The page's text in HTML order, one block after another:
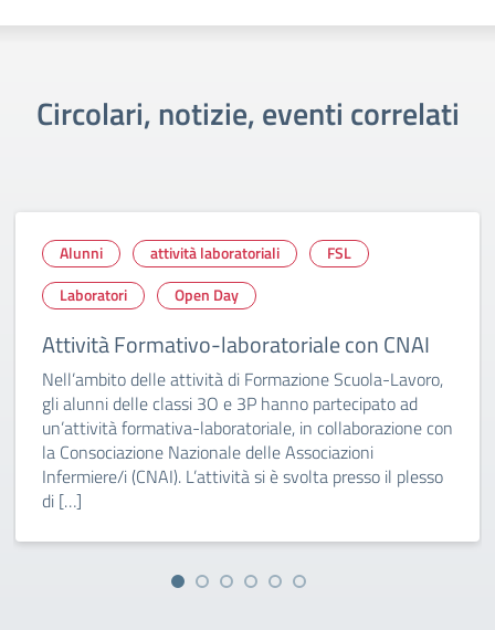
Circolari, notizie, eventi correlati
Alunni attività laboratoriali
FSL
Laboratori
Open Day
Attività Formativo-laboratoriale con CNAI
Nell’ambito delle attività di Formazione Scuola-Lavoro,
gli alunni delle classi 3O e 3P hanno partecipato ad
un’attività formativa-laboratoriale, in collaborazione con
la Consociazione Nazionale delle Associazioni
Infermiere/i (CNAI). L’attività si è svolta presso il plesso
di […]